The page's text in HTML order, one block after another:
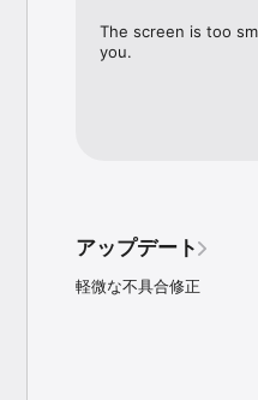
・iPhoneからタイマ
・AppleWatchからも
Pro版にアップグレード
The screen is too
you.
アップデート
軽微な不具合修正